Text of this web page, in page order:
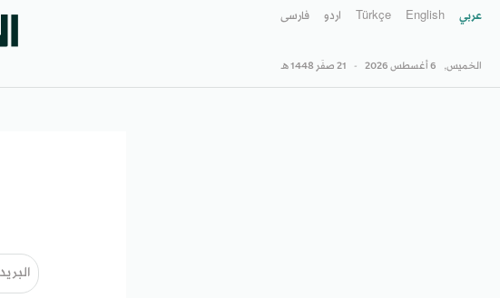
عربي English
Türkçe اردو فارسى
الخميس, 6 أغسطس 2026 - 21 صفَر 1448 هـ